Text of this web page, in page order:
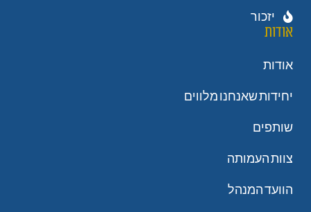
יזכור
אודות
אודות
יחידות שאנחנו מלווים
שותפים
צוות העמותה
הוועד המנהל